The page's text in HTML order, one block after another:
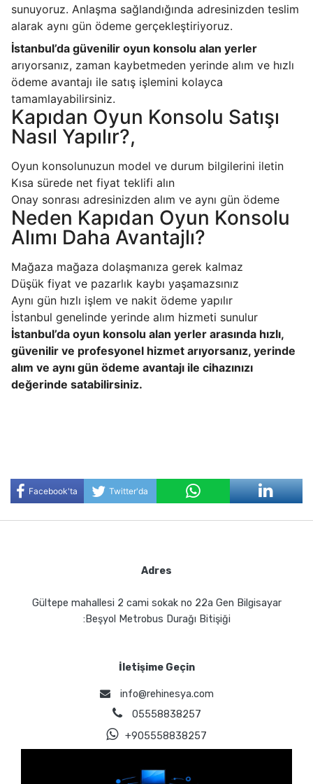
sunuyoruz. Anlaşma sağlandığında adresinizden teslim
alarak aynı gün ödeme gerçekleştiriyoruz.
İstanbul’da güvenilir oyun konsolu alan yerler
arıyorsanız, zaman kaybetmeden yerinde alım ve hızlı
ödeme avantajı ile satış işlemini kolayca
tamamlayabilirsiniz.
Kapıdan Oyun Konsolu Satışı
Nasıl Yapılır?,
Oyun konsolunuzun model ve durum bilgilerini iletin
Kısa sürede net fiyat teklifi alın
Onay sonrası adresinizden alım ve aynı gün ödeme
Neden Kapıdan Oyun Konsolu
Alımı Daha Avantajlı?
Mağaza mağaza dolaşmanıza gerek kalmaz
Düşük fiyat ve pazarlık kaybı yaşamazsınız
Aynı gün hızlı işlem ve nakit ödeme yapılır
İstanbul genelinde yerinde alım hizmeti sunulur
İstanbul’da oyun konsolu alan yerler arasında hızlı,
güvenilir ve profesyonel hizmet arıyorsanız, yerinde
alım ve aynı gün ödeme avantajı ile cihazınızı
değerinde satabilirsiniz.
Facebook'ta
Twitter'da
Adres
Gültepe mahallesi 2 cami sokak no 22a Gen Bilgisayar
:Beşyol Metrobus Durağı Bitişiği
İletişime Geçin
info@rehinesya.com
05558838257
+905558838257